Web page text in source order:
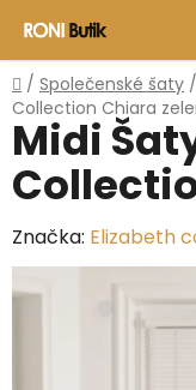
obsah
Domů
/ Společenské šaty /
Collection Chiara
Midi
Značka: Elizabeth